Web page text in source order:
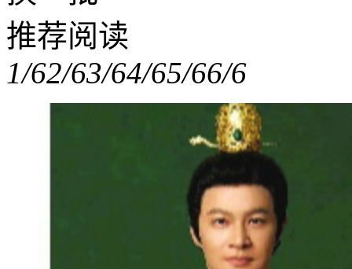
推荐阅读
1/62/63/64/65/66/6